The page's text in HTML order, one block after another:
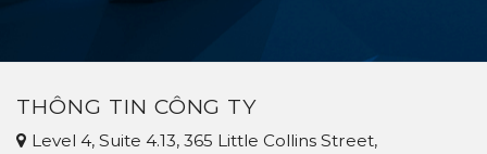
INNOVATION
(FINTECH)
VISA
THÔNG TIN CÔNG TY
Level 4, Suite 4.13, 365 Little Collins Street,